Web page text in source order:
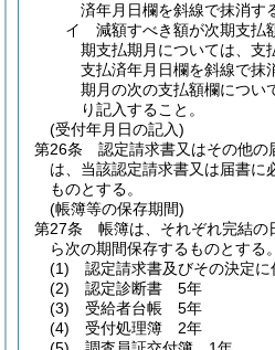
済年月日欄を斜線で抹消す
イ
減額すべき額が次期支払
期支払期月については、支
支払済年月日欄を斜線で抹
期月の次の支払額欄につい
り記入すること。
(受付年月日の記入)
第26条
認定請求書又はその他の
は、当該認定請求書又は届書に
ものとする。
(帳簿等の保存期間)
第27条
帳簿は、それぞれ完結
ら次の期間保存するものとする。
(1)
認定請求書及びその決定
(2)
認定診断書 5年
(3)
受給者台帳 5年
(4)
受付処理簿 2年